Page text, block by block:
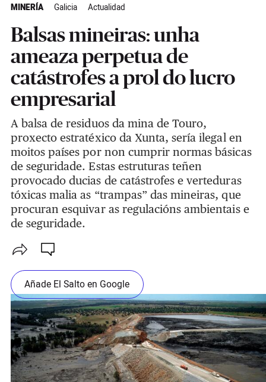
MINERÍA Galicia Actualidad
Balsas mineiras: unha
ameaza perpetua de
catástrofes a prol do lucro
empresarial
A balsa de residuos da mina de Touro,
proxecto estratéxico da Xunta, sería ilegal en
moitos países por non cumprir normas básicas
de seguridade. Estas estruturas teñen
provocado ducias de catástrofes e verteduras
tóxicas malia as “trampas” das mineiras, que
procuran esquivar as regulacións ambientais e
de seguridade.
Añade El Salto en Google